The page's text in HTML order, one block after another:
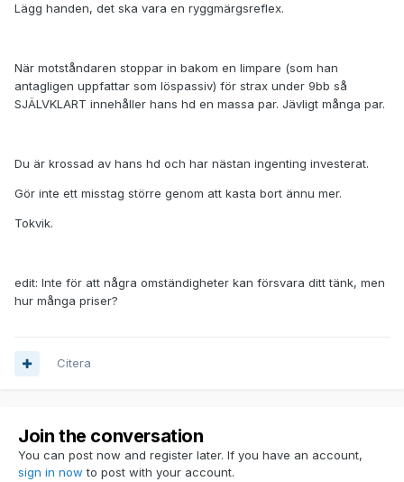
Lägg handen, det ska vara en ryggmärgsreflex.
När motståndaren stoppar in bakom en limpare (som han
antagligen uppfattar som löspassiv) för strax under 9bb så
SJÄLVKLART innehåller hans hd en massa par. Jävligt många par.
Du är krossad av hans hd och har nästan ingenting investerat.
Gör inte ett misstag större genom att kasta bort ännu mer.
Tokvik.
edit: Inte för att några omständigheter kan försvara ditt tänk, men
hur många priser?
Citera
Join the conversation
You can post now and register later. If you have an account,
sign in now to post with your account.